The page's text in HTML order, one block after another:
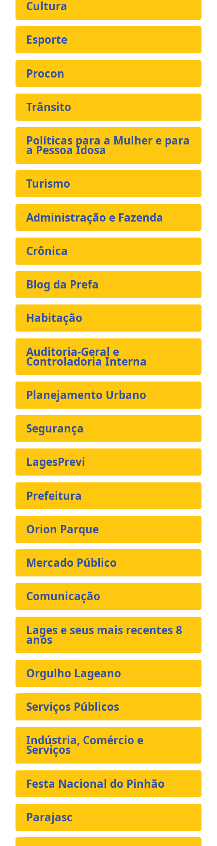
Cultura
Esporte
Procon
Trânsito
Políticas para a Mulher e para
a Pessoa Idosa
Turismo
Administração e Fazenda
Crônica
Blog da Prefa
Habitação
Auditoria-Geral e
Controladoria Interna
Planejamento Urbano
Segurança
LagesPrevi
Prefeitura
Orion Parque
Mercado Público
Comunicação
Lages e seus mais recentes 8
anos
Orgulho Lageano
Serviços Públicos
Indústria, Comércio e
Serviços
Festa Nacional do Pinhão
Parajasc